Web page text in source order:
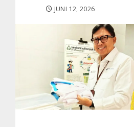
JUNI 12, 2026